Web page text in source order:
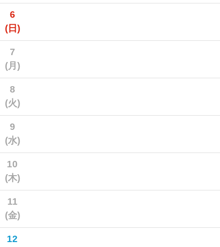
6
(日)
7
(月)
8
(火)
9
(水)
10
(木)
11
(金)
12